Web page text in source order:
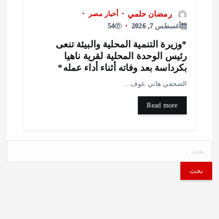
رمضان حلمي
أخبار مصر
أغسطس 7, 2026
54
التنمية المحلية والبيئة تنعى
الوحدة المحلية لقرية ناهيا
بعد وفاته أثناء أداء عمله*
هاني عوف…